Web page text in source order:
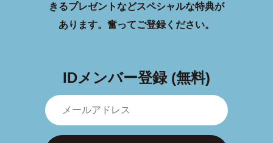
きるプレゼントなどスペシャルな特典が
あります。 奮ってご登録ください。
IDメンバー登録 (無料)